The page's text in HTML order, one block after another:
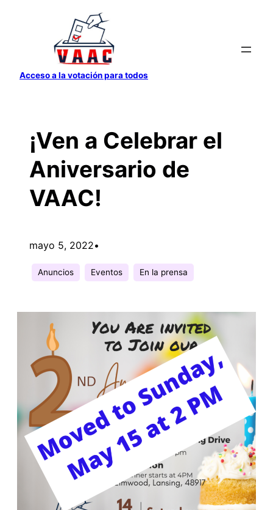
contenido
Acceso a la votación para todos
¡Ven a Celebrar el
Aniversario de
VAAC!
mayo 5, 2022•
Anuncios Eventos En la prensa